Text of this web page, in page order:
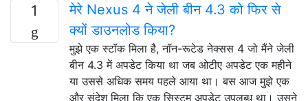
1
मेरे Nexus 4 ने जेली बीन 4.3 को फिर से
क्यों डाउनलोड किया?
मुझे एक स्टॉक मिला है, नॉन-रूटेड नेक्सस 4 जो मैंने जेली
बीन 4.3 में अपडेट किया था जब ओटीए अपडेट एक महीने
या उससे अधिक समय पहले आया था। बस आज मुझे एक
और संदेश मिला कि एक सिस्टम अपडेट उपलब्ध था। उसने